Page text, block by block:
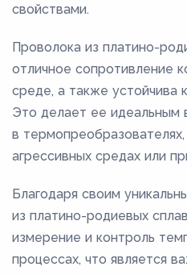
свойствами.
Проволока из платино-
отличное сопротивление
среде, а также устойчива
Это делает ее идеальным
в
агрессивных средах или
Благодаря своим
из платино-родиевых
измерение и контроль
процессах, что является